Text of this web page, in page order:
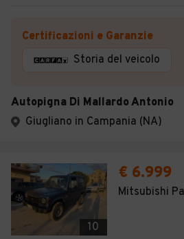
Certificazioni e Garanzie
Storia del veicolo
Autopigna Di Mallardo Antonio
Giugliano in Campania (NA)
10
€ 6.999
Mitsubishi